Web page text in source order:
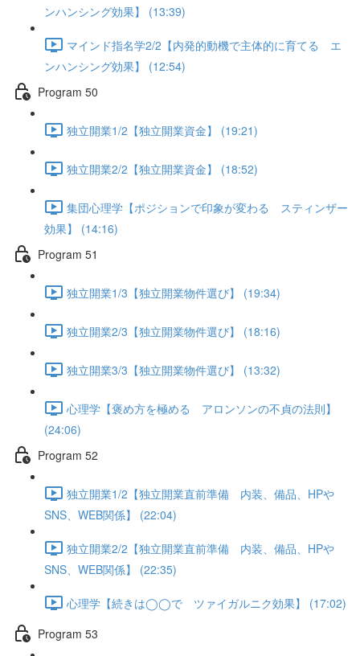
ンハンシング効果】 (13:39)
マインド指名学2/2【内発的動機で主体的に育てる エ
ンハンシング効果】 (12:54)
Program 50
独立開業1/2【独立開業資金】 (19:21)
独立開業2/2【独立開業資金】 (18:52)
集団心理学【ポジションで印象が変わる スティンザー
効果】 (14:16)
Program 51
独立開業1/3【独立開業物件選び】 (19:34)
独立開業2/3【独立開業物件選び】 (18:16)
独立開業3/3【独立開業物件選び】 (13:32)
心理学【褒め方を極める アロンソンの不貞の法則】
(24:06)
Program 52
独立開業1/2【独立開業直前準備 内装、備品、HPや
SNS、WEB関係】 (22:04)
独立開業2/2【独立開業直前準備 内装、備品、HPや
SNS、WEB関係】 (22:35)
心理学【続きは◯◯で ツァイガルニク効果】 (17:02)
Program 53